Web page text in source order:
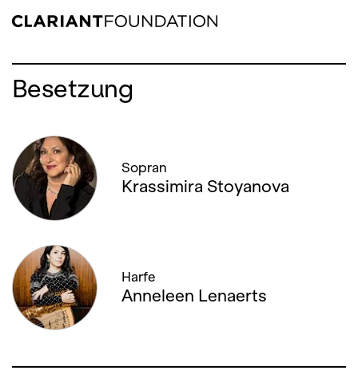
Besetzung
Sopran
Krassimira Stoyanova
Harfe
Anneleen Lenaerts